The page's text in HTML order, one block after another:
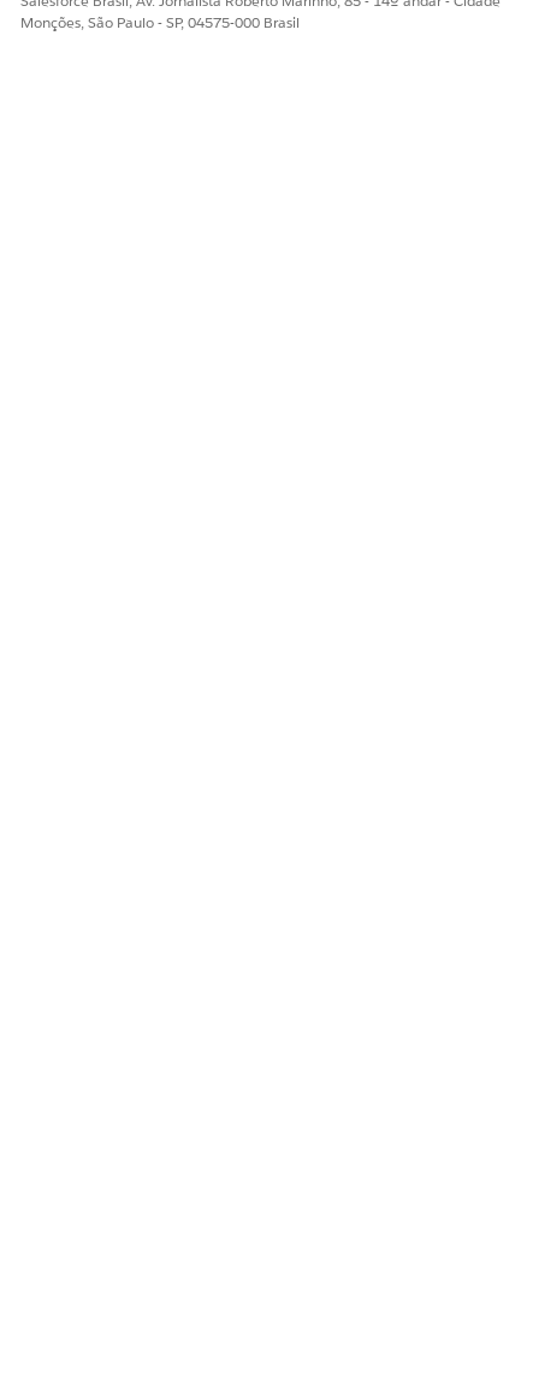
Monções, São Paulo - SP, 04575-000 Brasil